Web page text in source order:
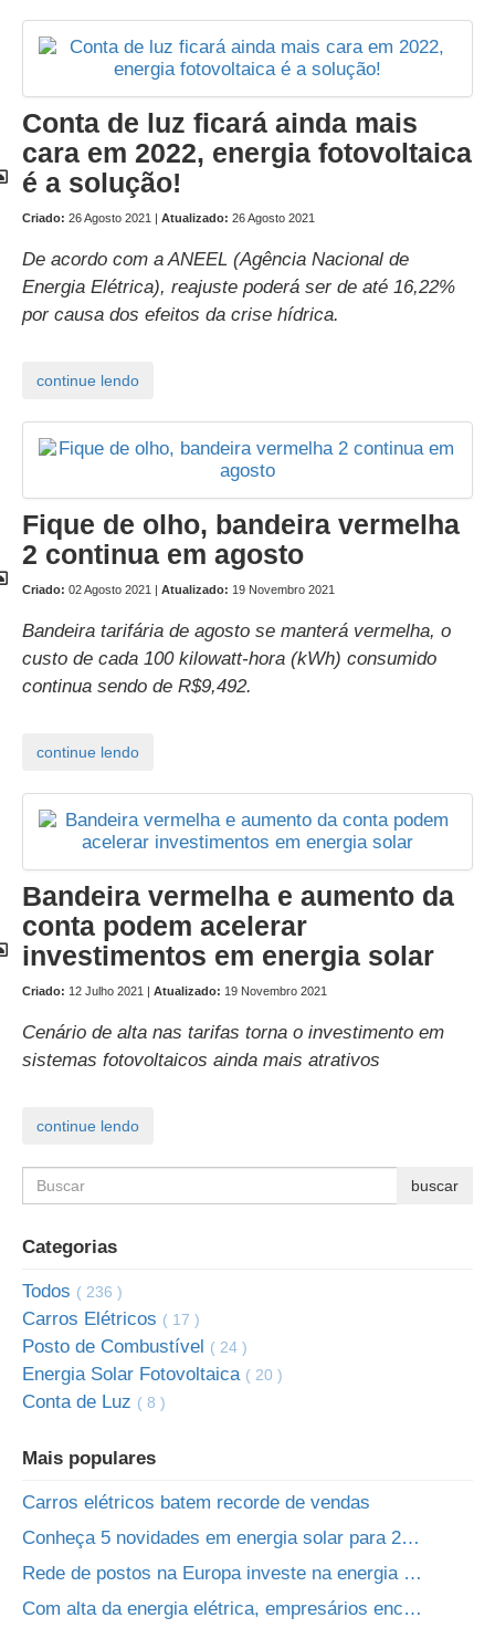
Conta de luz ficará ainda mais
cara em 2022, energia fotovoltaica
é a solução!
Criado: 26 Agosto 2021 | Atualizado: 26 Agosto 2021
De acordo com a ANEEL (Agência Nacional de
Energia Elétrica), reajuste poderá ser de até 16,22%
por causa dos efeitos da crise hídrica.
Fique de olho, bandeira vermelha
2 continua em agosto
Criado: 02 Agosto 2021 | Atualizado: 19 Novembro 2021
Bandeira tarifária de agosto se manterá vermelha, o
custo de cada 100 kilowatt-hora (kWh) consumido
continua sendo de R$9,492.
Bandeira vermelha e aumento da
conta podem acelerar
investimentos em energia solar
Criado: 12 Julho 2021 | Atualizado: 19 Novembro 2021
Cenário de alta nas tarifas torna o investimento em
sistemas fotovoltaicos ainda mais atrativos
Categorias
Todos ( 236 )
Carros Elétricos ( 17 )
Posto de Combustível ( 24 )
Energia Solar Fotovoltaica ( 20 )
Conta de Luz ( 8 )
Mais populares
Carros elétricos batem recorde de vendas
Conheça 5 novidades em energia solar para 2020
Rede de postos na Europa investe na energia solar fotovoltaica
Com alta da energia elétrica, empresários encontram alternativas para economizar